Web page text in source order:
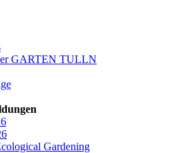
GARTEN TULLN
Gardening